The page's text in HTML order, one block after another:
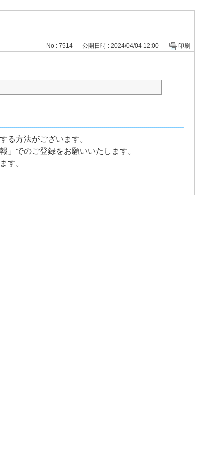
No : 7514 公開日時 : 2024/04/04 12:00 印刷
る方法がございます。
でのご登録をお願いいたします。
す。